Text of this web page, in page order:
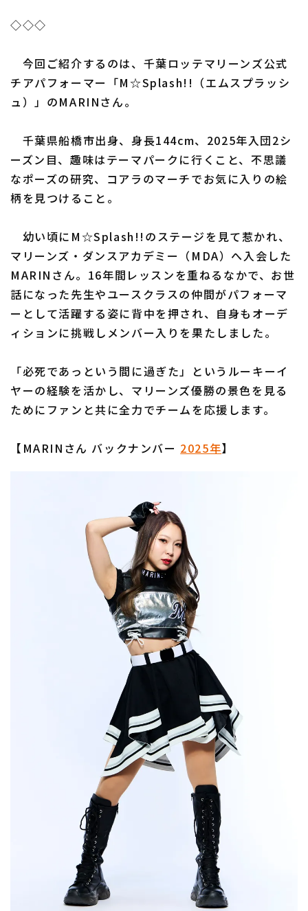
利用規約
運営会社（別ウィンドウで開く） よくある質問
◇◇◇
今回ご紹介するのは、千葉ロッテマリーンズ公式
チアパフォーマー「M☆Splash!!（エムスプラッシ
ュ）」のMARINさん。
千葉県船橋市出身、身長144cm、2025年入団2シ
ーズン目、趣味はテーマパークに行くこと、不思議
なポーズの研究、コアラのマーチでお気に入りの絵
柄を見つけること。
幼い頃にM☆Splash!!のステージを見て惹かれ、
マリーンズ・ダンスアカデミー（MDA）へ入会した
MARINさん。16年間レッスンを重ねるなかで、お世
話になった先生やユースクラスの仲間がパフォーマ
ーとして活躍する姿に背中を押され、自身もオーデ
ィションに挑戦しメンバー入りを果たしました。
「必死であっという間に過ぎた」というルーキーイ
ヤーの経験を活かし、マリーンズ優勝の景色を見る
ためにファンと共に全力でチームを応援します。
【MARINさん バックナンバー 2025年】